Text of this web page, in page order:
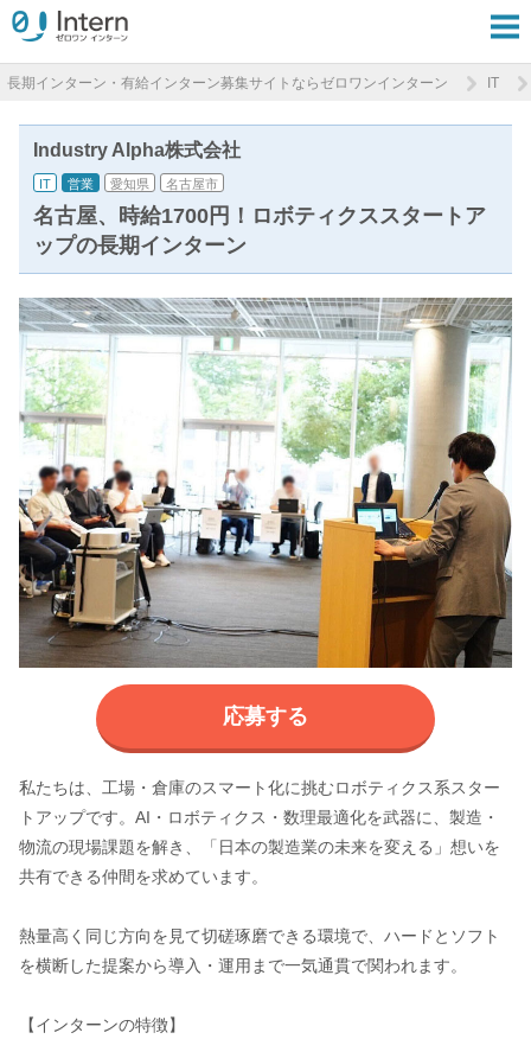
長期インターン・有給インターン募集サイトならゼロワンインターン IT
Industry Alpha株式会社
IT 営業 愛知県 名古屋市
名古屋、時給1700円！ロボティクススタートア
ップの長期インターン
応募する
私たちは、工場・倉庫のスマート化に挑むロボティクス系スター
トアップです。AI・ロボティクス・数理最適化を武器に、製造・
物流の現場課題を解き、「日本の製造業の未来を変える」想いを
共有できる仲間を求めています。
熱量高く同じ方向を見て切磋琢磨できる環境で、ハードとソフト
を横断した提案から導入・運用まで一気通貫で関われます。
【インターンの特徴】